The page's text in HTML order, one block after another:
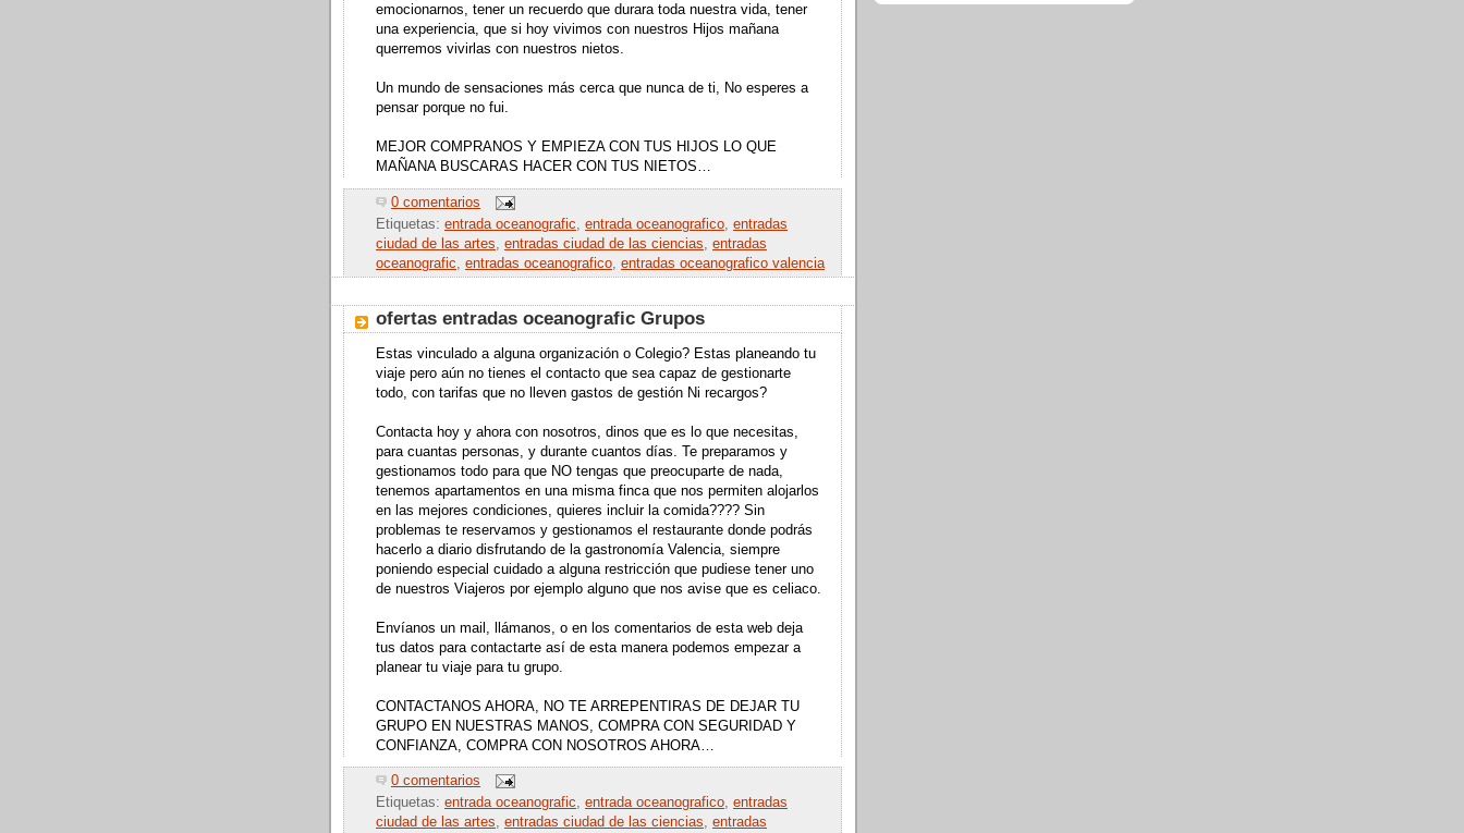
emocionarnos, tener un recuerdo que durara toda nuestra vida, tener
una experiencia, que si hoy vivimos con nuestros Hijos mañana
querremos vivirlas con nuestros nietos.
Un mundo de sensaciones más cerca que nunca de ti, No esperes a
pensar porque no fui.
MEJOR COMPRANOS Y EMPIEZA CON TUS HIJOS LO QUE
MAÑANA BUSCARAS HACER CON TUS NIETOS…
0 comentarios
Etiquetas: entrada oceanografic, entrada oceanografico, entradas
ciudad de las artes, entradas ciudad de las ciencias, entradas
oceanografic, entradas oceanografico, entradas oceanografico valencia
ofertas entradas oceanografic Grupos
Estas vinculado a alguna organización o Colegio? Estas planeando tu
viaje pero aún no tienes el contacto que sea capaz de gestionarte
todo, con tarifas que no lleven gastos de gestión Ni recargos?
Contacta hoy y ahora con nosotros, dinos que es lo que necesitas,
para cuantas personas, y durante cuantos días. Te preparamos y
gestionamos todo para que NO tengas que preocuparte de nada,
tenemos apartamentos en una misma finca que nos permiten alojarlos
en las mejores condiciones, quieres incluir la comida???? Sin
problemas te reservamos y gestionamos el restaurante donde podrás
hacerlo a diario disfrutando de la gastronomía Valencia, siempre
poniendo especial cuidado a alguna restricción que pudiese tener uno
de nuestros Viajeros por ejemplo alguno que nos avise que es celiaco.
Envíanos un mail, llámanos, o en los comentarios de esta web deja
tus datos para contactarte así de esta manera podemos empezar a
planear tu viaje para tu grupo.
CONTACTANOS AHORA, NO TE ARREPENTIRAS DE DEJAR TU
GRUPO EN NUESTRAS MANOS, COMPRA CON SEGURIDAD Y
CONFIANZA, COMPRA CON NOSOTROS AHORA…
0 comentarios
Etiquetas: entrada oceanografic, entrada oceanografico, entradas
ciudad de las artes, entradas ciudad de las ciencias, entradas